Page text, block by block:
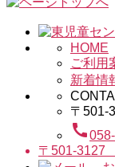
HOME
ご利用
新着情
〒501-
call
〒501-3127